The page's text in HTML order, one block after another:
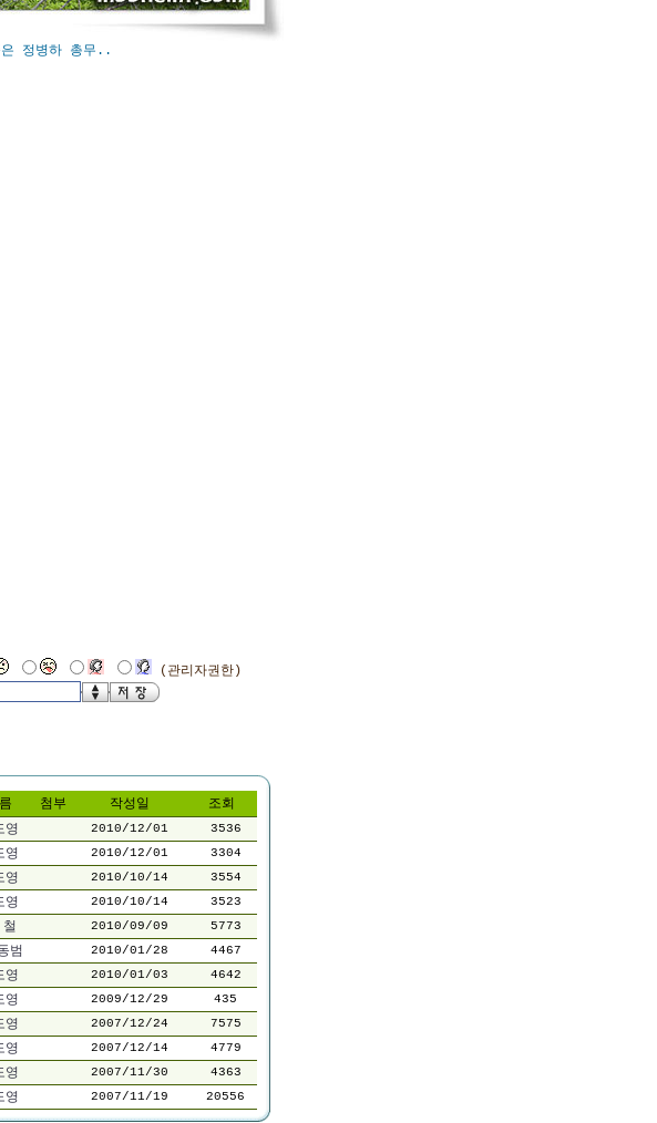
정병하 총무..
(관리자권한)
첨부 작성일 조회
영 2010/12/01
3536
영 2010/12/01
3304
영 2010/10/14
3554
영 2010/10/14
3523
2010/09/09
5773
범 2010/01/28
4467
영 2010/01/03
4642
영 2009/12/29
435
영 2007/12/24
7575
영 2007/12/14
4779
영 2007/11/30
4363
영 2007/11/19 20556